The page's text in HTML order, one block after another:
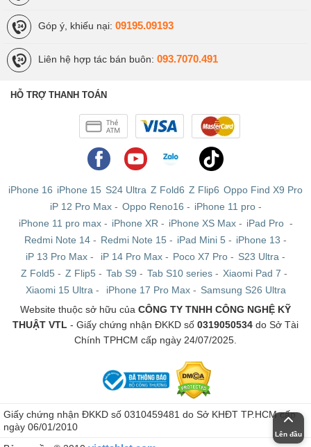
Góp ý, khiếu nại: 09195.09193
Liên hệ hợp tác bán buôn: 093.7070.491
HỖ TRỢ THANH TOÁN
iPhone 16 iPhone 15 S24 Ultra Z Fold6 Z Flip6 Oppo Find X9 Pro
iP 12 Pro Max- Oppo Reno16 - iPhone 11 pro-
iPhone 11 pro max- iPhone XR - iPhone XS Max- iPad Pro -
Redmi Note 14 - Redmi Note 15 - iPad Mini 5 - iPhone 13 -
iP 13 Pro Max - iP 14 Pro Max - Poco X7 Pro - S23 Ultra -
Z Fold5 - Z Flip5 - Tab S9 - Tab S10 series - Xiaomi Pad 7 -
Xiaomi 15 Ultra - iPhone 17 Pro Max- Samsung S26 Ultra
Website thuộc sở hữu của CÔNG TY TNHH CÔNG NGHỆ KỸ
THUẬT VTL - Giấy chứng nhận ĐKKD số 0319050534 do Sở Tài
Chính TPHCM cấp ngày 24/07/2025.
Giấy chứng nhận ĐKKD số 0310459481 do Sở KHĐT TP.HCM cấp
ngày 06/01/2010
Lên đầu